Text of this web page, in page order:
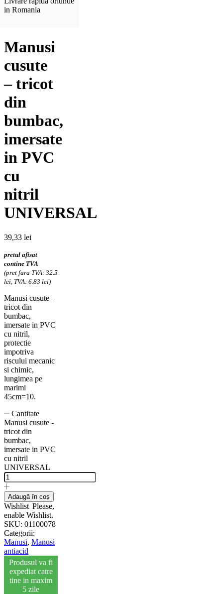
in Romania
Manusi
cusute
– tricot
din
bumbac,
imersate
in PVC
cu
nitril
UNIVERSAL
39,33 lei
pretul afisat
contine TVA
(pret fara TVA: 32.5
lei, TVA: 6.83 lei)
Manusi cusute –
tricot din
bumbac,
imersate in PVC
cu nitril,
protectie
impotriva
riscului mecanic
si chimic,
lungimea pe
marimi
45cm=10.
Cantitate
Manusi cusute -
tricot din
bumbac,
imersate in PVC
cu nitril
UNIVERSAL
Adaugă în coș
Wishlist Please,
enable Wishlist.
SKU: 01100078
Categorii:
Manusi, Manusi
antiacid
Produsul va fi
expediat catre
tine in maxim
5 zile